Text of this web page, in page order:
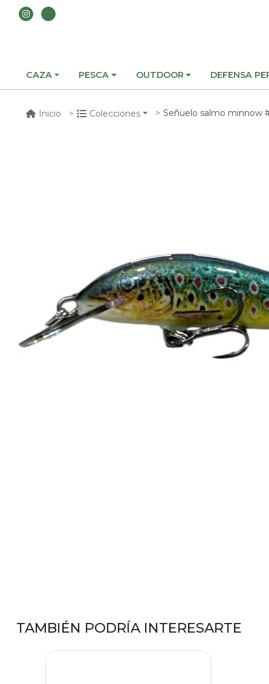
CAZA PESCA OUTDOOR DEFENSA
Inicio Colecciones Señuelo salmo minnow
TAMBIÉN PODRÍA INTERESARTE